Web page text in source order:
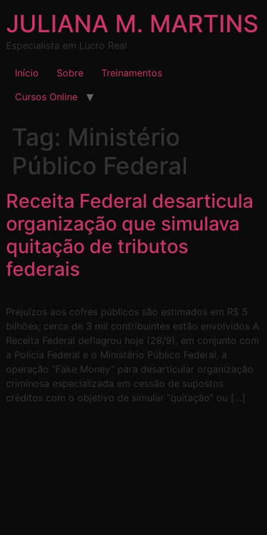
JULIANA M. MARTINS
Especialista em Lucro Real
Início Sobre
Treinamentos
Cursos Online
Tag: Ministério
Público Federal
Receita Federal desarticula
organização que simulava
quitação de tributos
federais
Prejuízos aos cofres públicos são estimados em R$ 5
bilhões; cerca de 3 mil contribuintes estão envolvidos A
Receita Federal deflagrou hoje (28/9), em conjunto com
a Polícia Federal e o Ministério Público Federal, a
operação “Fake Money” para desarticular organização
criminosa especializada em cessão de supostos
créditos com o objetivo de simular “quitação” ou […]